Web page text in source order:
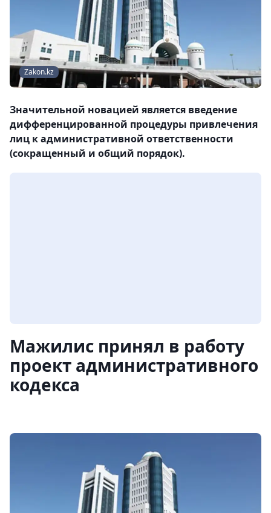
Zakon.kz
Значительной новацией является введение
дифференцированной процедуры привлечения
лиц к административной ответственности
(сокращенный и общий порядок).
Мажилис принял в работу
проект административного
кодекса